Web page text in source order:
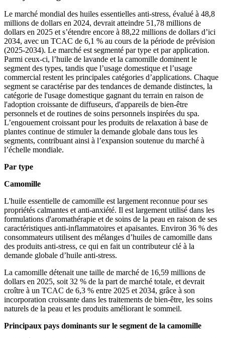
Le marché mondial des huiles essentielles anti-stress, évalué à 48,8
millions de dollars en 2024, devrait atteindre 51,78 millions de
dollars en 2025 et s’étendre encore à 88,22 millions de dollars d’ici
2034, avec un TCAC de 6,1 % au cours de la période de prévision
(2025-2034). Le marché est segmenté par type et par application.
Parmi ceux-ci, l’huile de lavande et la camomille dominent le
segment des types, tandis que l’usage domestique et l’usage
commercial restent les principales catégories d’applications. Chaque
segment se caractérise par des tendances de demande distinctes, la
catégorie de l'usage domestique gagnant du terrain en raison de
l'adoption croissante de diffuseurs, d'appareils de bien-être
personnels et de routines de soins personnels inspirées du spa.
L’engouement croissant pour les produits de relaxation à base de
plantes continue de stimuler la demande globale dans tous les
segments, contribuant ainsi à l’expansion soutenue du marché à
l’échelle mondiale.
Par type
Camomille
L'huile essentielle de camomille est largement reconnue pour ses
propriétés calmantes et anti-anxiété. Il est largement utilisé dans les
formulations d'aromathérapie et de soins de la peau en raison de ses
caractéristiques anti-inflammatoires et apaisantes. Environ 36 % des
consommateurs utilisent des mélanges d’huiles de camomille dans
des produits anti-stress, ce qui en fait un contributeur clé à la
demande globale d’huile anti-stress.
La camomille détenait une taille de marché de 16,59 millions de
dollars en 2025, soit 32 % de la part de marché totale, et devrait
croître à un TCAC de 6,3 % entre 2025 et 2034, grâce à son
incorporation croissante dans les traitements de bien-être, les soins
naturels de la peau et les produits améliorant le sommeil.
Principaux pays dominants sur le segment de la camomille